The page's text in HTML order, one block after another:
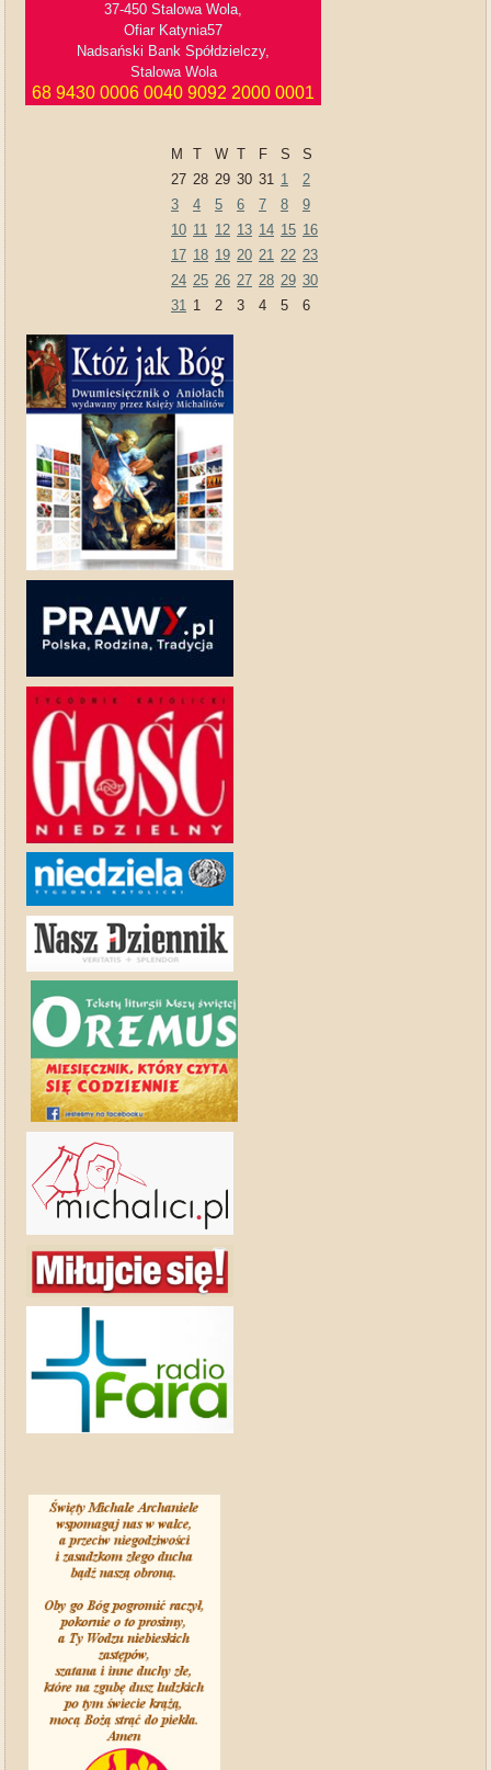
37-450 Stalowa Wola,
Ofiar Katynia57
Nadsański Bank Spółdzielczy,
Stalowa Wola
68 9430 0006 0040 9092 2000 0001
M T W T F S
S
27 28 29 30 31 1
2
3
4 5 6 7 8
9
10 11 12 13 14 15 16
17 18 19 20 21 22 23
24 25 26 27 28 29 30
31 1 2 3 4 5 6